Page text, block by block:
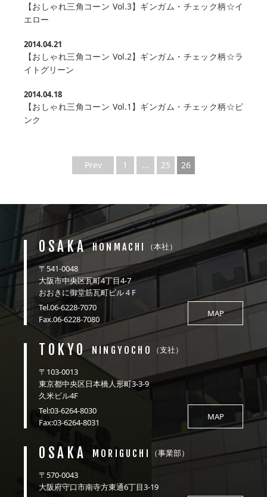
【おしゃれ三角コーン Vol.3】ギンガム・チェック柄☆イ
エロー
2014.04.21
【おしゃれ三角コーン Vol.2】ギンガム・チェック柄☆ラ
イトグリーン
2014.04.18
【おしゃれ三角コーン Vol.1】ギンガム・チェック柄☆ピ
ンク
Prev 1 … 25 26
OSAKA HONMACHI （本社）
〒541-0048
大阪市中央区瓦町4丁目4-7
おおきに御堂筋瓦町ビル４F
Tel.06-6228-7070
Fax.06-6228-7080
MAP
TOKYO NINGYOCHO （支社）
〒103-0013
東京都中央区日本橋人形町3-3-9
久米ビル4F
Tel:03-6264-8030
Fax:03-6264-8031
MAP
OSAKA MORIGUCHI （事業部）
〒570-0043
大阪府守口市南寺方東通6丁目3-19